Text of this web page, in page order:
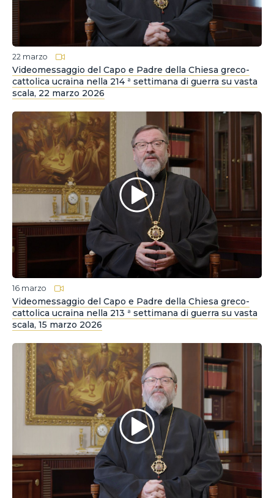
22 marzo
Videomessaggio del Capo e Padre della Chiesa greco-
cattolica ucraina nella 214 ª settimana di guerra su vasta
scala, 22 marzo 2026
16 marzo
Videomessaggio del Capo e Padre della Chiesa greco-
cattolica ucraina nella 213 ª settimana di guerra su vasta
scala, 15 marzo 2026